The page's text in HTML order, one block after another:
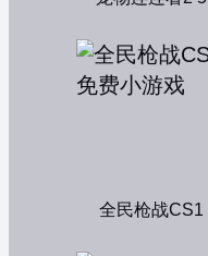
全民枪战CS1